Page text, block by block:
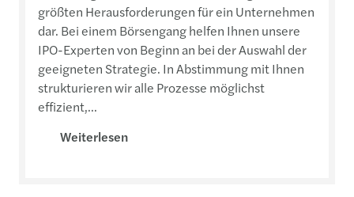
größten Herausforderungen für ein Unternehmen
dar. Bei einem Börsengang helfen Ihnen unsere
IPO-Experten von Beginn an bei der Auswahl der
geeigneten Strategie. In Abstimmung mit Ihnen
strukturieren wir alle Prozesse möglichst
effizient,...
Weiterlesen